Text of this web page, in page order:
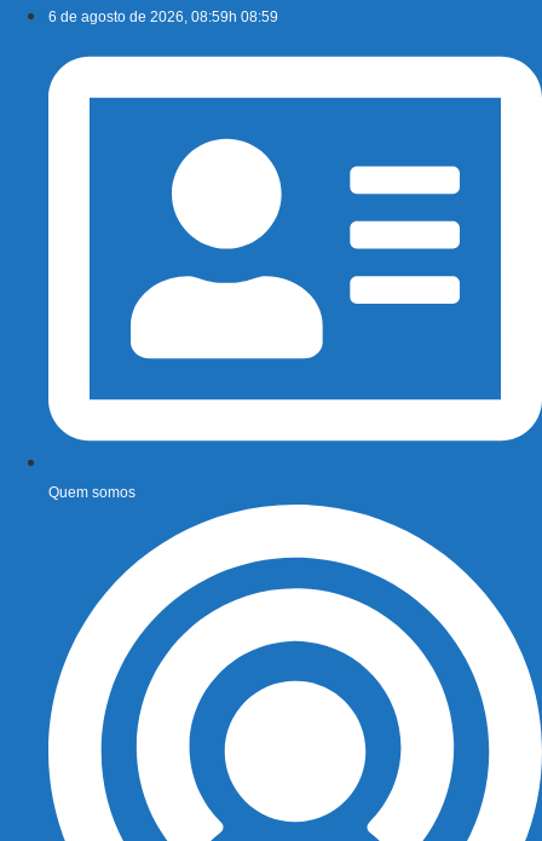
conteúdo
6 de agosto de 2026, 08:59h 08:59
Quem somos